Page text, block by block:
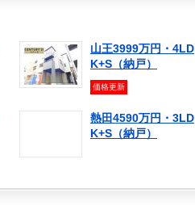
山王3999万円・4LD
K+S（納戸）
価格更新
熱田4590万円・3LD
K+S（納戸）